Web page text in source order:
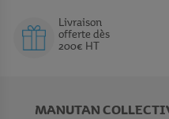
Livraison
offerte dès
200€ HT
MANUTAN